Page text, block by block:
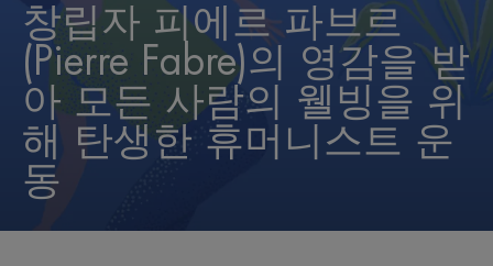
창립자 피에르 파브르
(Pierre Fabre)의 영감을 받
아 모든 사람의 웰빙을 위
해 탄생한 휴머니스트 운
동